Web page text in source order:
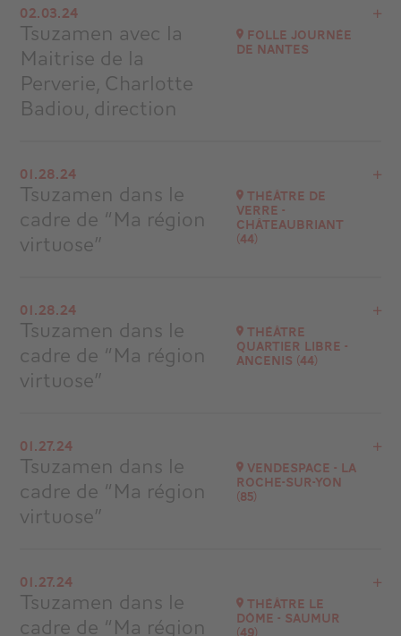
Folle Journée de Nantes
at11H00 AUDITORIUM APOLLON
Go to site
02.03.24
Tsuzamen avec la
Maitrise de la
Perverie, Charlotte
Badiou, direction
Folle Journée
de Nantes
Folle Journée de Nantes
at16H30 SALLE ORPHÉE
Go to site
01.28.24
Tsuzamen dans le
cadre de “Ma région
virtuose”
Théâtre de
Verre -
Châteaubriant
(44)
Châteaubriand
at19H00
01.28.24
Tsuzamen dans le
cadre de “Ma région
virtuose”
Théâtre
Quartier Libre -
Ancenis (44)
Ancenis
at15H00
01.27.24
Tsuzamen dans le
cadre de “Ma région
virtuose”
Vendespace - La
Roche-sur-Yon
(85)
La Roche-sur-Yon
at20H30
01.27.24
Tsuzamen dans le
cadre de “Ma région
Théâtre le
Dôme - Saumur